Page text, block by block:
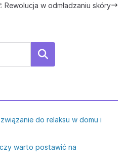
Rewolucja w odmładzaniu skóry
Szukaj
do relaksu w domu i
warto postawić na